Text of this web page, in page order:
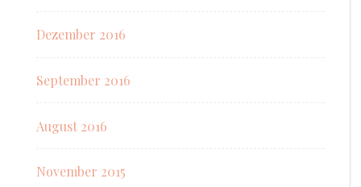
Dezember 2016
September 2016
August 2016
November 2015